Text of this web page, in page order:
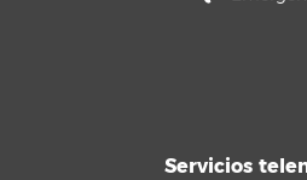
Servicios